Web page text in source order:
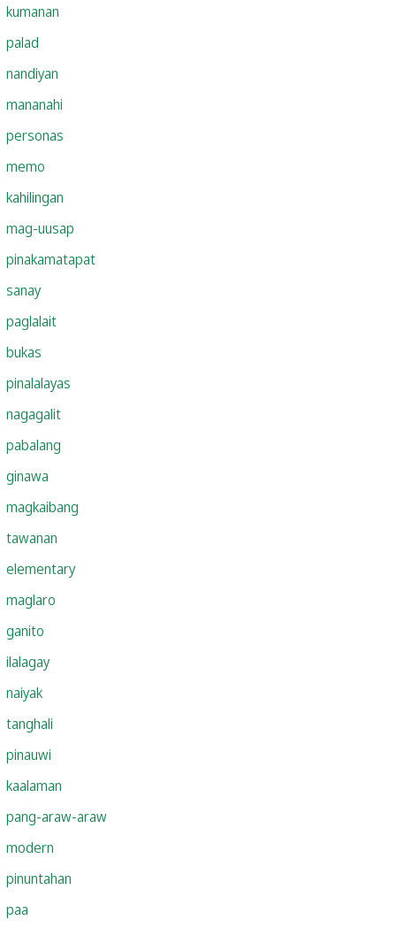
kumanan
palad
nandiyan
mananahi
personas
memo
kahilingan
mag-uusap
pinakamatapat
sanay
paglalait
bukas
pinalalayas
nagagalit
pabalang
ginawa
magkaibang
tawanan
elementary
maglaro
ganito
ilalagay
naiyak
tanghali
pinauwi
kaalaman
pang-araw-araw
modern
pinuntahan
paa